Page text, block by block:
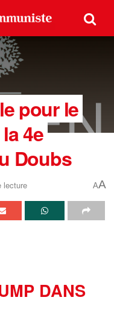
pour le
4e
Doubs
lecture AA
DANS